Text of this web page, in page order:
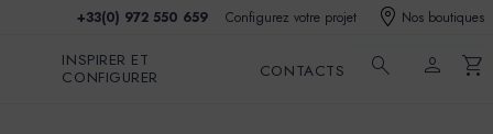
+33(0) 972 550 659 Configurez votre projet Nos boutiques
INSPIRER ET
CONFIGURER
CONTACTS search person shopping_cart